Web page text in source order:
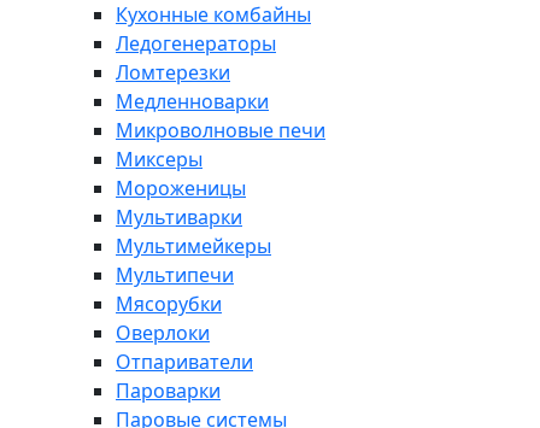
Кухонные комбайны
Ледогенераторы
Ломтерезки
Медленноварки
Микроволновые печи
Миксеры
Мороженицы
Мультиварки
Мультимейкеры
Мультипечи
Мясорубки
Оверлоки
Отпариватели
Пароварки
Паровые системы